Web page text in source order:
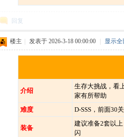
回复
楼主 发表于 2026-3-18 00:00:00 显示
介绍
生存大挑战，看
家有所帮助
难度
D-SSS，前面30
装备
建议准备2套以
闪